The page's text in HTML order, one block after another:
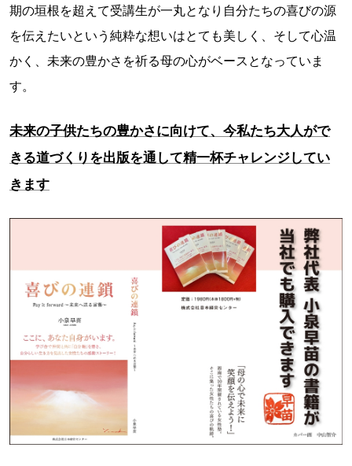
期の垣根を超えて受講生が一丸となり自分たちの喜びの源
を伝えたいという純粋な想いはとても美しく、そして心温
かく、未来の豊かさを祈る母の心がベースとなっていま
す。
未来の子供たちの豊かさに向けて、今私たち大人がで
きる道づくりを出版を通して精一杯チャレンジしてい
きます